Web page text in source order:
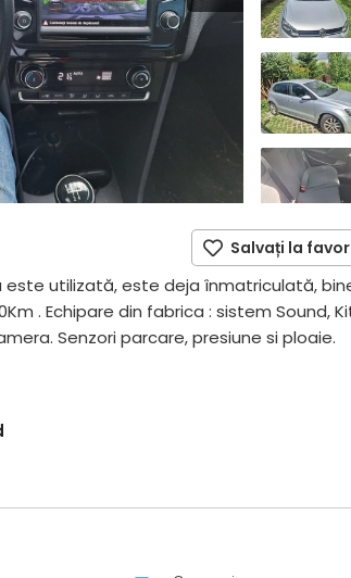
Salvați la
este utilizată, este deja înmatriculată,
. Echipare din fabrica : sistem Sound,
Senzori parcare, presiune si ploaie.